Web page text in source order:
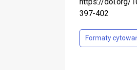
397-402
Formaty